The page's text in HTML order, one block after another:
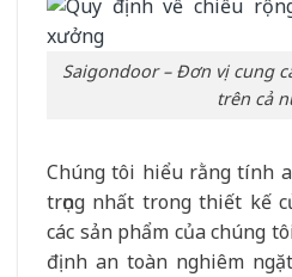
Saigondoor – Đơn vị cung
trên cả
Chúng tôi hiểu rằng tính
trọng nhất trong thiết kế
các sản phẩm của chúng
định an toàn nghiêm